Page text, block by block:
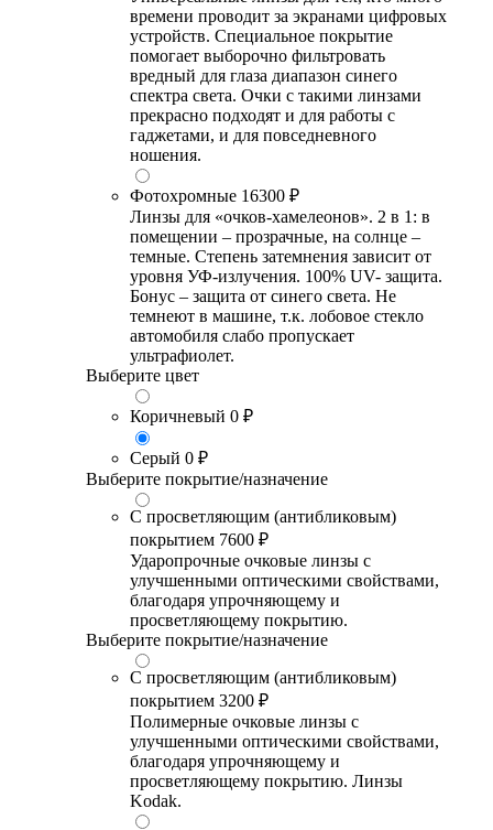
времени проводит за экранами цифровых
устройств. Специальное покрытие
помогает выборочно фильтровать
вредный для глаза диапазон синего
спектра света. Очки с такими линзами
прекрасно подходят и для работы с
гаджетами, и для повседневного
ношения.
Фотохромные 16300 ₽
Линзы для «очков-хамелеонов». 2 в 1: в
помещении – прозрачные, на солнце –
темные. Степень затемнения зависит от
уровня УФ-излучения. 100% UV- защита.
Бонус – защита от синего света. Не
темнеют в машине, т.к. лобовое стекло
автомобиля слабо пропускает
ультрафиолет.
Выберите цвет
Коричневый 0 ₽
Серый 0 ₽
Выберите покрытие/назначение
С просветляющим (антибликовым)
покрытием 7600 ₽
Ударопрочные очковые линзы с
улучшенными оптическими свойствами,
благодаря упрочняющему и
просветляющему покрытию.
Выберите покрытие/назначение
С просветляющим (антибликовым)
покрытием 3200 ₽
Полимерные очковые линзы с
улучшенными оптическими свойствами,
благодаря упрочняющему и
просветляющему покрытию. Линзы
Kodak.